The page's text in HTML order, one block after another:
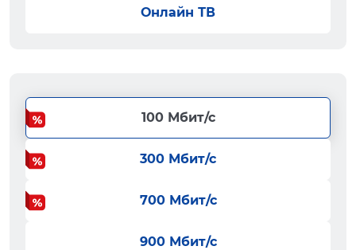
Онлайн ТВ
100 Мбит/с
300 Мбит/с
700 Мбит/с
900 Мбит/с